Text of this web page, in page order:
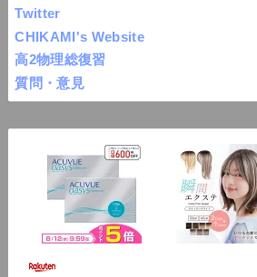
Twitter
CHIKAMI's Website
高2物理総復習
質問・意見